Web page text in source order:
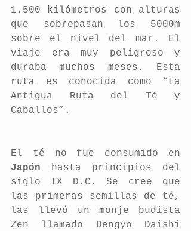
1.500 kilómetros con alturas
que sobrepasan los 5000m
sobre el nivel del mar. El
viaje era muy peligroso y
duraba muchos meses. Esta
ruta es conocida como “La
Antigua Ruta del Té y
Caballos”.
Japón hasta principios del
siglo IX D.C. Se cree que
las primeras semillas de té,
las llevó un monje budista
Zen llamado Dengyo Daishi